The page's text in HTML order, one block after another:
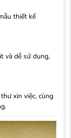
thiết kế
và dễ sử dụng,
xin việc, cùng